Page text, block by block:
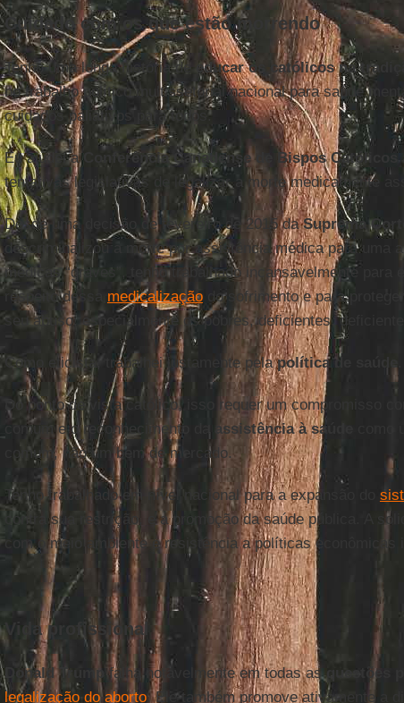
Cuidado com os que estão morrendo
Tenho uma longa história de educar os católicos na
no trabalho político multissetorial nacional para saúde
cuidados paliativos para todos.
Eu ajudei aConferência Canadense de Bispos Católicos
tentativas legislativas de legalizar a morte medicamente
Desde uma decisão de fevereiro de 2015 daSuprema
descriminalizou a morte por assistência médica para uma
médicas “graves”, tenho trabalhado incansavelmente para
respeito dessa medicalizaçãodo sofrimento e para
seu abuso, especialmente os pobres, deficientes,
Como eticista, trabalhei justamente pelapolítica de saúde
Do ponto de vista católico, isso requer um compromisso
comum e o reconhecimento da
assistência à saúde
como
comum, não um bem de mercado.
Tenho trabalhado em nível nacional para a expansão do
contra sua restrição, e a promoção da saúde pública. A
com o meio ambiente e resistência a políticas econômicas
Vida profissional
Donald Trump falha notavelmente em todas as questões
legalização do aborto. Ele também promove ativamente a